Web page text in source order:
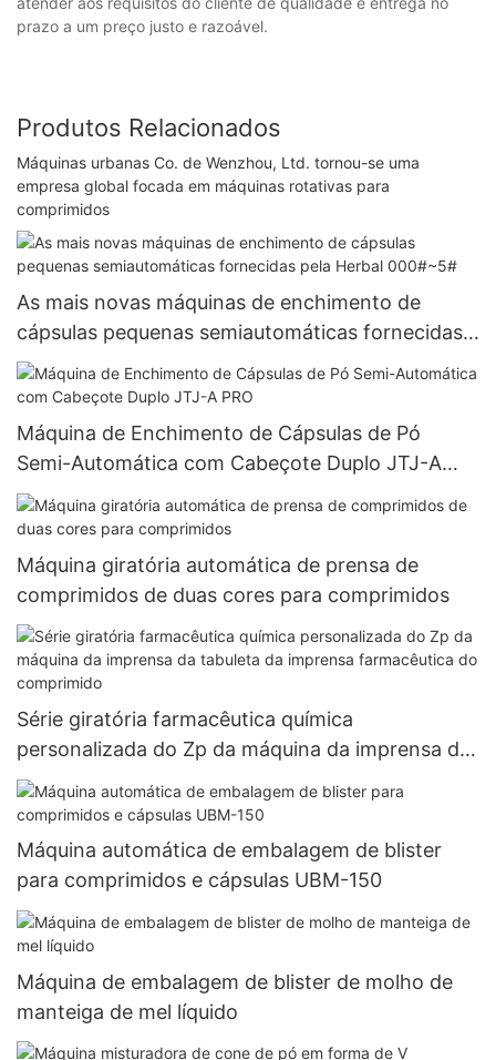
prazo a um preço justo e razoável.
Produtos Relacionados
Máquinas urbanas Co. de Wenzhou, Ltd. tornou-se uma
empresa global focada em máquinas rotativas para
comprimidos
As mais novas máquinas de enchimento de
cápsulas pequenas semiautomáticas fornecidas
pela Herbal 000#~5#
Máquina de Enchimento de Cápsulas de Pó
Semi-Automática com Cabeçote Duplo JTJ-A
PRO
Máquina giratória automática de prensa de
comprimidos de duas cores para comprimidos
Série giratória farmacêutica química
personalizada do Zp da máquina da imprensa da
tabuleta da imprensa farmacêutica do
comprimido
Máquina automática de embalagem de blister
para comprimidos e cápsulas UBM-150
Máquina de embalagem de blister de molho de
manteiga de mel líquido